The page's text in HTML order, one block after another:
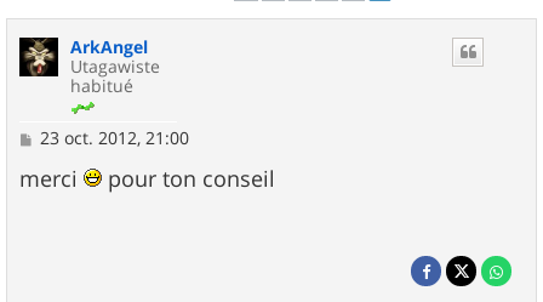
ArkAngel
Utagawiste
habitué
M
s
s
23 oct. 2012, 21:00
merci pour ton conseil